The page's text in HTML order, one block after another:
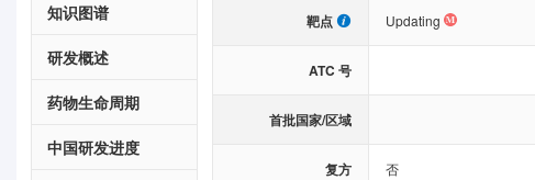
知识图谱
研发概述
药物生命周期
中国研发进度
靶点 Updating
ATC 号
首批国家/区域
复方 否